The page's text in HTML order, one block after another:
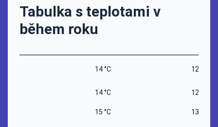
Tabulka s teplotami v
během roku
14 °C 12 °C
14 °C 12 °C
15 °C 13 °C